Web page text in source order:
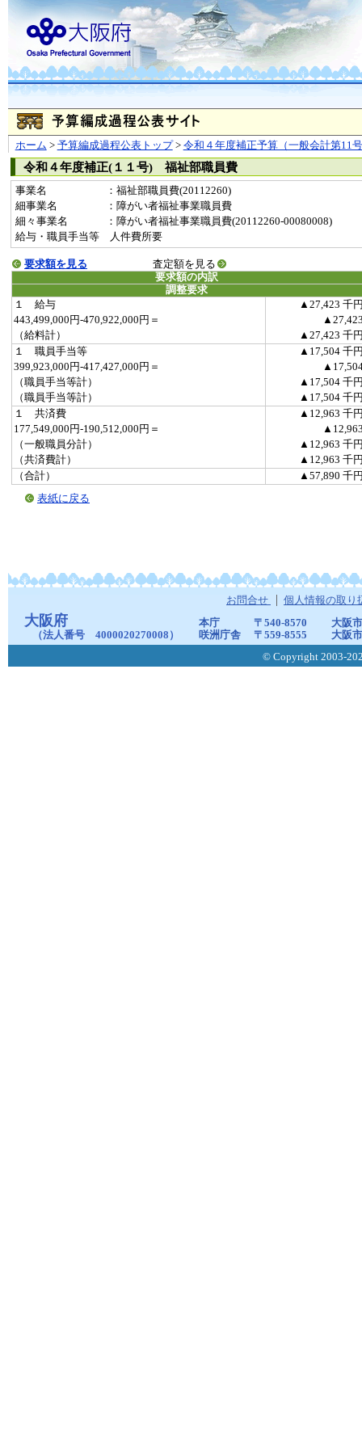
ホーム > 予算編成過程公表トップ> 令和４年度補正予算（一般会計第11
令和４年度補正(１１号) 福祉部職員費
事業名
：福祉部職員費(20112260)
細事業名
：障がい者福祉事業職員費
細々事業名
：障がい者福祉事業職員費(20112260-00080008)
給与・職員手当等 人件費所要
要求額を見る
査定額を見る
要求額の内訳
調整要求
１ 給与
▲27,423 千
443,499,000円-470,922,000円＝
（給料計）
▲27,423 千
１ 職員手当等
▲17,504 千
399,923,000円-417,427,000円＝
（職員手当等計）
▲17,504 千
（職員手当等計）
▲17,504 千
１ 共済費
▲12,963 千
177,549,000円-190,512,000円＝
（一般職員分計）
▲12,963 千
（共済費計）
▲12,963 千
（合計）
▲57,890 千
表紙に戻る
お問合せ 個人情報の取り
大阪府
（法人番号 4000020270008）
本庁 〒540-8570
大阪
咲洲庁舎
〒559-8555
大阪
© Copyright 2003-